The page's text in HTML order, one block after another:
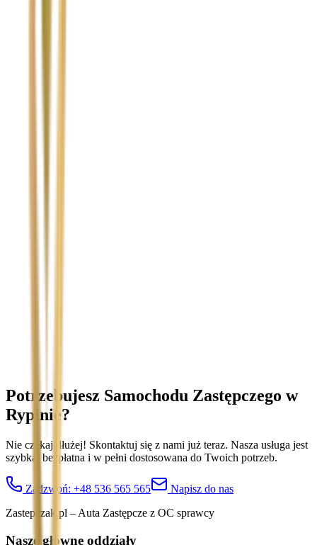
Potrzebujesz Samochodu Zastępczego w
Rypinie?
Nie czekaj dłużej! Skontaktuj się z nami już teraz. Nasza usługa jest
szybka, bezpłatna i w pełni dostosowana do Twoich potrzeb.
Zadzwoń: +48 536 565 565
Napisz do nas
Zastepczak.pl – Auta Zastępcze z OC sprawcy
Nasze główne oddziały